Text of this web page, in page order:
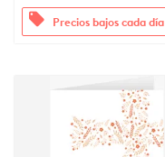
offers Precios bajos cada día